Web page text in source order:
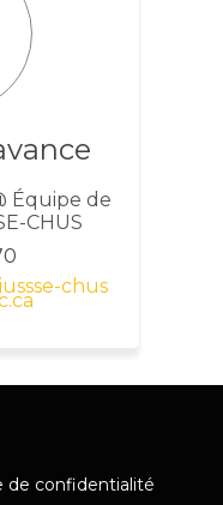
Équipe de
CHUS
chus
(Liens externes)
de confidentialité